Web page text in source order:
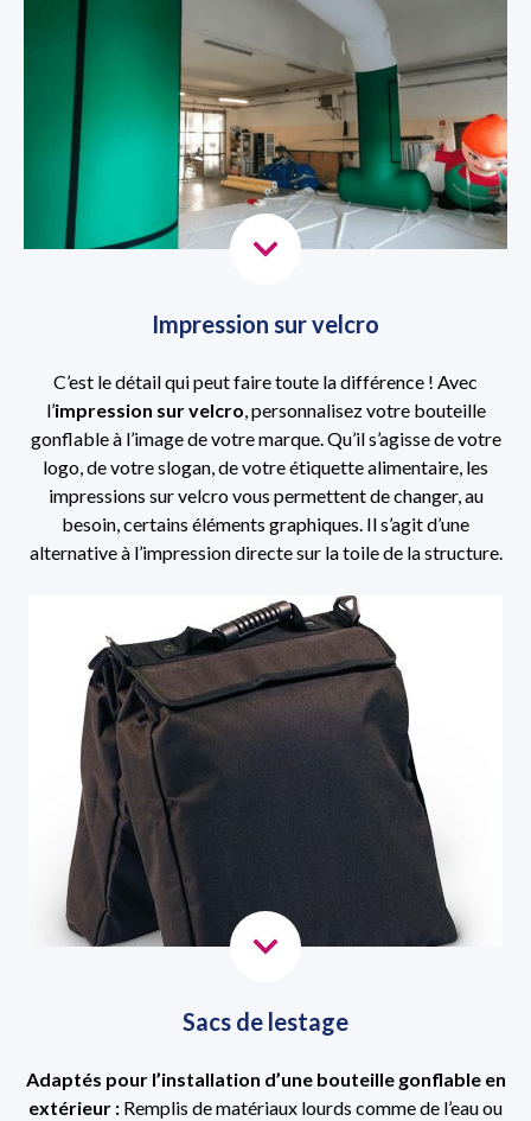
Impression sur velcro
C’est le détail qui peut faire toute la différence ! Avec
l’impression sur velcro, personnalisez votre bouteille
gonflable à l’image de votre marque. Qu’il s’agisse de votre
logo, de votre slogan, de votre étiquette alimentaire, les
impressions sur velcro vous permettent de changer, au
besoin, certains éléments graphiques. Il s’agit d’une
alternative à l’impression directe sur la toile de la structure.
Sacs de lestage
Adaptés pour l’installation d’une bouteille gonflable en
extérieur : Remplis de matériaux lourds comme de l’eau ou